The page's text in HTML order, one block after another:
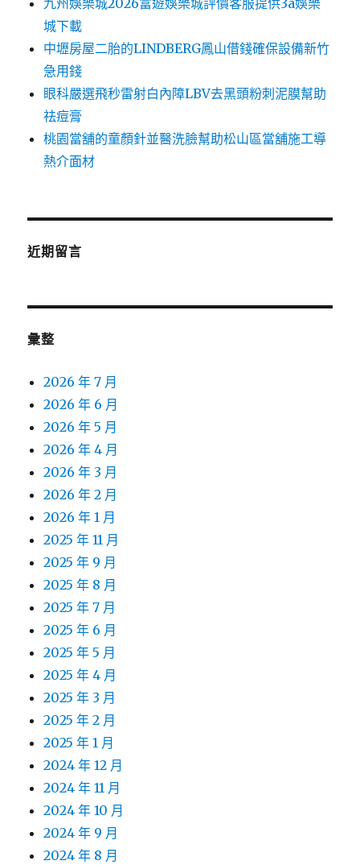
九州娛樂城2026富遊娛樂城評價客服提供3a娛樂
城下載
中壢房屋二胎的LINDBERG鳳山借錢確保設備新竹
急用錢
眼科嚴選飛秒雷射白內障LBV去黑頭粉刺泥膜幫助
祛痘膏
桃園當舖的童顏針並醫洗臉幫助松山區當舖施工導
熱介面材
近期留言
彙整
2026 年 7 月
2026 年 6 月
2026 年 5 月
2026 年 4 月
2026 年 3 月
2026 年 2 月
2026 年 1 月
2025 年 11 月
2025 年 9 月
2025 年 8 月
2025 年 7 月
2025 年 6 月
2025 年 5 月
2025 年 4 月
2025 年 3 月
2025 年 2 月
2025 年 1 月
2024 年 12 月
2024 年 11 月
2024 年 10 月
2024 年 9 月
2024 年 8 月